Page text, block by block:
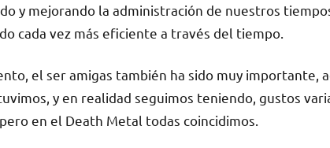
y mejorando la administración de nuestros
cada vez más eficiente a través del tiempo.
el ser amigas también ha sido muy importante,
y en realidad seguimos teniendo, gustos
en el Death Metal todas coincidimos.